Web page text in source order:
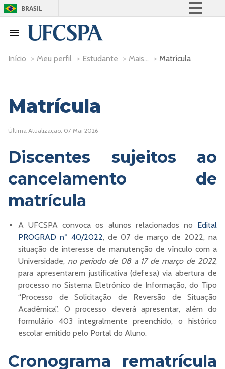
BRASIL
Participe
Início > Meu perfil > Estudante > Mais... > Matrícula
Matrícula
Última Atualização: 07 Mai 2026
Discentes sujeitos ao
cancelamento de
matrícula
A UFCSPA convoca os alunos relacionados no Edital
PROGRAD nº 40/2022, de 07 de março de 2022, na
situação de interesse de manutenção de vínculo com a
Universidade, no período de 08 a 17 de março de 2022,
para apresentarem justificativa (defesa) via abertura de
processo no Sistema Eletrônico de Informação, do Tipo
“Processo de Solicitação de Reversão de Situação
Acadêmica”. O processo deverá apresentar, além do
formulário 403 integralmente preenchido, o histórico
escolar emitido pelo Portal do Aluno.
Cronograma rematrícula